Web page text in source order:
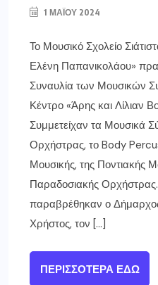
1 ΜΑΪ́ΟΥ 2024
Το Μουσικό Σχολείο
Ελένη Παπανικολάου»
Συναυλία των Μουσικών
Κέντρο «Άρης και Λίλιαν
Συμμετείχαν τα Μουσικά
Ορχήστρας, το Body
Μουσικής, της Ποντιακής
Παραδοσιακής
παραβρέθηκαν ο
Χρήστος, τον […]
ΠΕΡΙΣΣΌΤΕΡΑ ΕΔΏ